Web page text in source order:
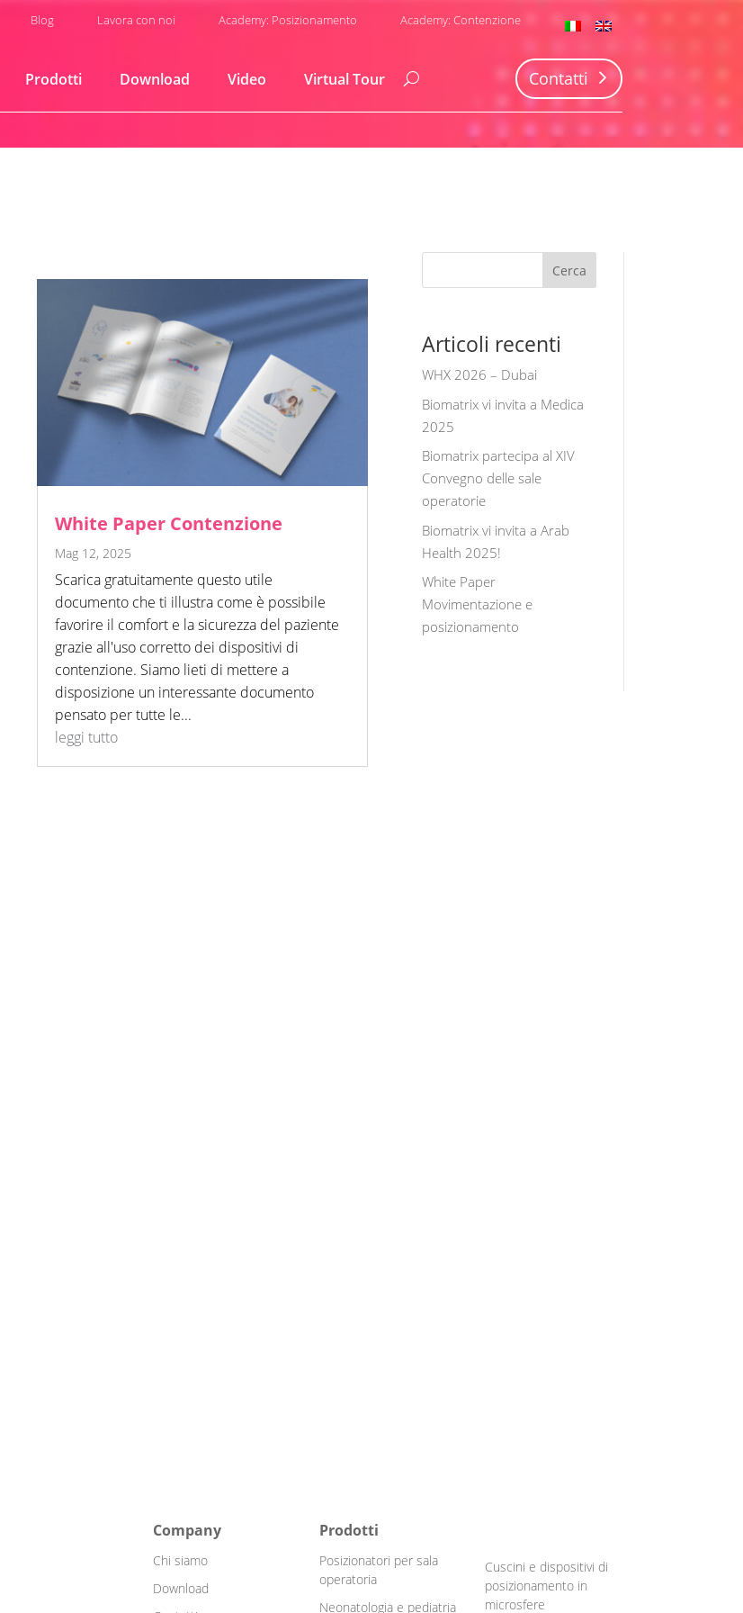
Blog Lavora con noi Academy: Posizionamento Academy: Contenzione
Prodotti Download Video Virtual Tour Contatti
White Paper Contenzione
Mag 12, 2025
Scarica gratuitamente questo utile
documento che ti illustra come è possibile
favorire il comfort e la sicurezza del paziente
grazie all'uso corretto dei dispositivi di
contenzione. Siamo lieti di mettere a
disposizione un interessante documento
pensato per tutte le...
leggi tutto
Cerca
Articoli recenti
WHX 2026 – Dubai
Biomatrix vi invita a Medica
2025
Biomatrix partecipa al XIV
Convegno delle sale
operatorie
Biomatrix vi invita a Arab
Health 2025!
White Paper
Movimentazione e
posizionamento
Company
Chi siamo
Download
Prodotti
Posizionatori per sala
operatoria
Neonatologia e pediatria
Cuscini e dispositivi di
posizionamento in
microsfere